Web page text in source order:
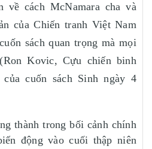
về cách McNamara cha và
của Chiến tranh Việt Nam
sách quan trọng mà mọi
Kovic, Cựu chiến binh
cuốn sách Sinh ngày 4
thành trong bối cảnh chính
động vào cuối thập niên